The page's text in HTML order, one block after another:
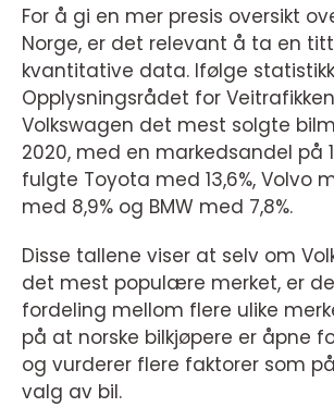
For å gi en mer presis oversikt
Norge, er det relevant å ta en
kvantitative data. Ifølge
Opplysningsrådet for
Volkswagen det mest solgte
2020, med en markedsandel på
fulgte Toyota med 13,6%, Volvo
med 8,9% og BMW med 7,8%.
Disse tallene viser at selv om
det mest populære merket, er
fordeling mellom flere ulike
på at norske bilkjøpere er åpne
og vurderer flere faktorer som
valg av bil.